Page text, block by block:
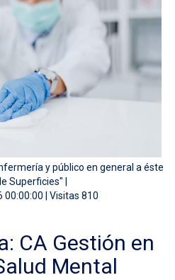
y público en general a éste
Superficies" |
00:00:00 | Visitas 810
CA Gestión en
Mental